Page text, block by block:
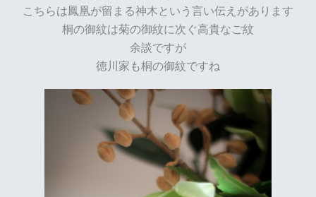
こちらは鳳凰が留まる神木という言い伝えがあります
桐の御紋は菊の御紋に次ぐ高貴なご紋
余談ですが
徳川家も桐の御紋ですね